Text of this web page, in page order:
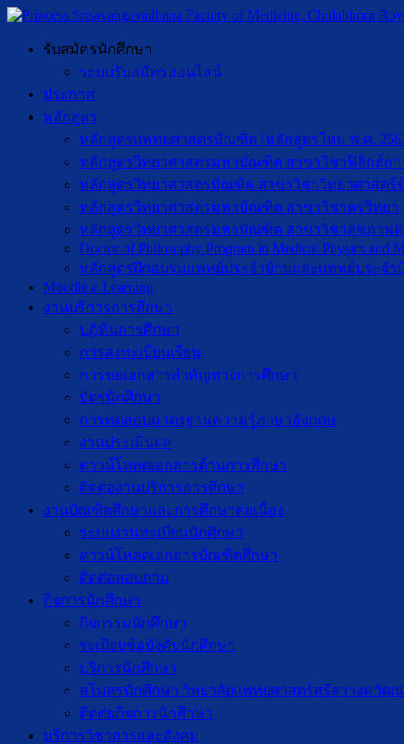
รับสมัครนักศึกษา
ระบบรับสมัครออนไลน์
ประกาศ
หลักสูตร
หลักสูตรแพทยศาสตรบัณฑิต (หลักสูตรใหม่ พ.ศ.
หลักสูตรวิทยาศาสตรมหาบัณฑิต สาขาวิชาฟิสิกส์กา
หลักสูตรวิทยาศาสตรบัณฑิต สาขาวิชาวิทยาศาสตร์
หลักสูตรวิทยาศาสตรมหาบัณฑิต สาขาวิชาตจวิทยา
หลักสูตรวิทยาศาสตรมหาบัณฑิต สาขาวิชาสุขภาพดิ
Doctor of Philosophy Program in Medical Physics and
หลักสูตรฝึกอบรมแพทย์ประจำบ้านและแพทย์ประจำ
Moodle e-Learning
งานบริการการศึกษา
ปฎิทินการศึกษา
การลงทะเบียนเรียน
การขอเอกสารสำคัญทางการศึกษา
บัตรนักศึกษา
การทดสอบมาตรฐานความรู้ภาษาอังกฤษ
งานประเมินผล
ดาวน์โหลดเอกสารด้านการศึกษา
ติดต่องานบริการการศึกษา
งานบัณฑิตศึกษาเเละการศึกษาต่อเนื่อง
ระบบงานทะเบียนนักศึกษา
ดาวน์โหลดเอกสารบัณฑิตศึกษา
ติดต่อสอบถาม
กิจการนักศึกษา
กิจกรรมนักศึกษา
ระเบียบข้อบังคับนักศึกษา
บริการนักศึกษา
สโมสรนักศึกษา วิทยาลัยแพทยศาสตร์ศรีสวางควัฒน
ติดต่อกิจการนักศึกษา
บริการวิชาการและสังคม